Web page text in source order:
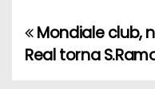
NMondiale club,
Real torna